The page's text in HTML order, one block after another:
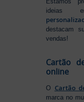
ideias
destacam
vendas!
Cartão
online
O Cartão
marca no